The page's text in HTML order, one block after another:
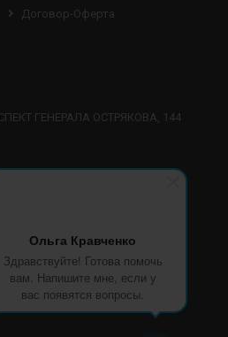
Ольга Кравченко
Здравствуйте! Готова помочь
вам. Напишите мне, если у
вас появятся вопросы.
Договор-Оферта
ГЕНЕРАЛА ОСТРЯКОВА, 144